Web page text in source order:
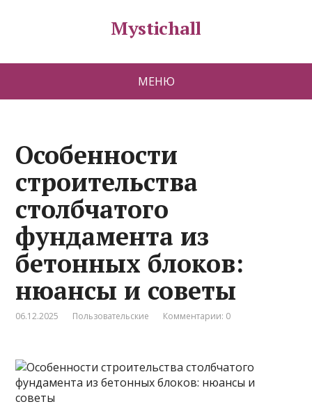
Mystichall
МЕНЮ
Особенности
строительства
столбчатого
фундамента из
бетонных блоков:
нюансы и советы
06.12.2025 Пользовательские Комментарии: 0